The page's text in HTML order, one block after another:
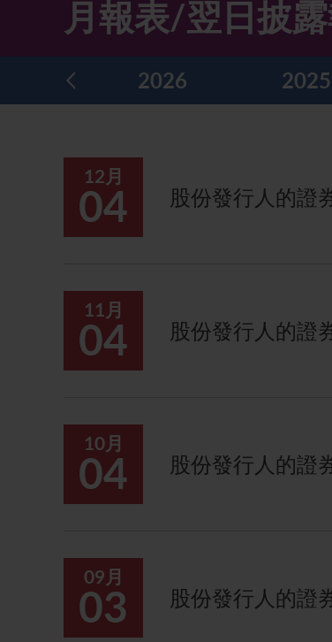
主要企業行動
分析師資料
致登記股東函件
股東會委任表格
股份購回報告 (於二零零八年七月四日或之前)
公告 (補發已遺失的股份證明書)
組織章程細則
社會責任網站 (英文版)
月報表/翌日披
2026 2025
12月
04 股份發行人的證
11月
04 股份發行人的證
10月
04 股份發行人的證
09月
03 股份發行人的證